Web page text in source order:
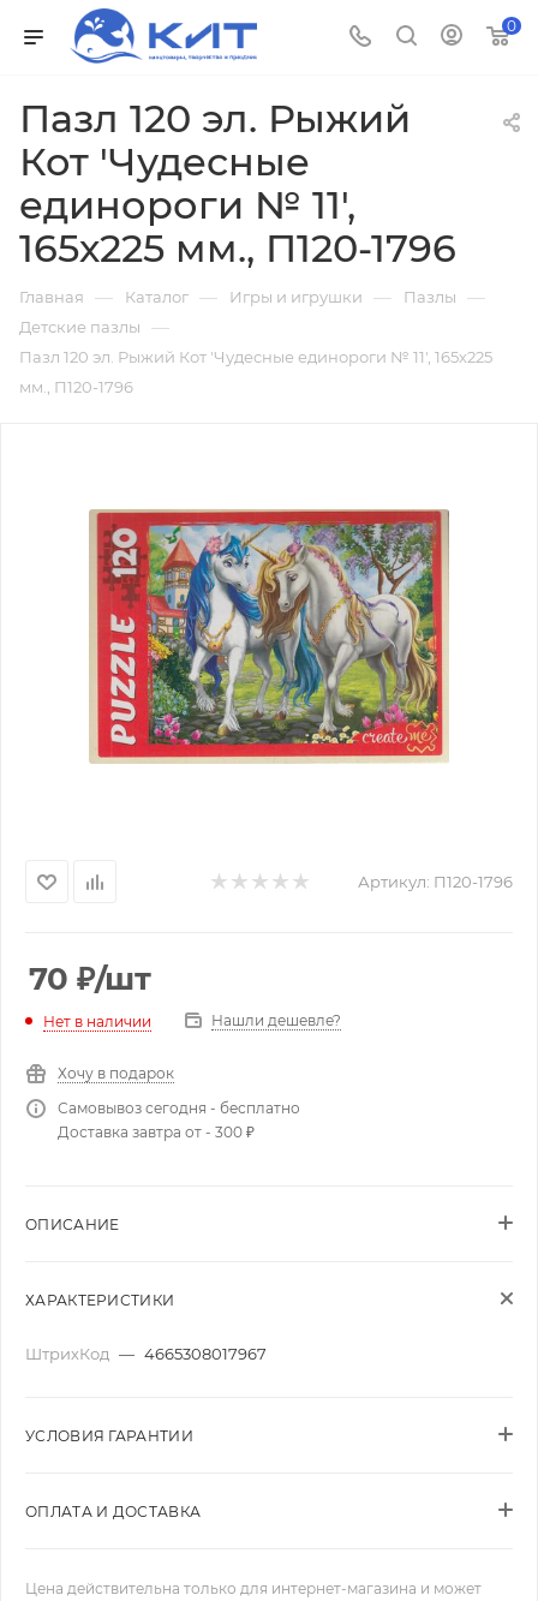
0
Пазл 120 эл. Рыжий
Кот 'Чудесные
единороги № 11',
165х225 мм., П120-1796
Главная — Каталог — Игры и игрушки — Пазлы —
Детские пазлы —
Пазл 120 эл. Рыжий Кот 'Чудесные единороги № 11', 165х225
мм., П120-1796
Артикул: П120-1796
70 ₽/шт
Нет в наличии Нашли дешевле?
Хочу в подарок
Самовывоз сегодня - бесплатно
Доставка завтра от - 300 ₽
ОПИСАНИЕ
ХАРАКТЕРИСТИКИ
ШтрихКод — 4665308017967
УСЛОВИЯ ГАРАНТИИ
ОПЛАТА И ДОСТАВКА
Цена действительна только для интернет-магазина и может